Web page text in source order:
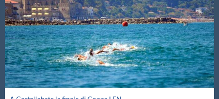
Artistico
Fondo
Salvamento